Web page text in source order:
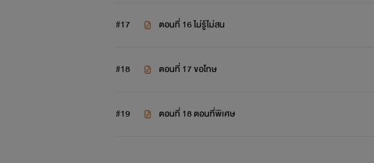
#17 ตอนที่ 16 ไม่รู้ไม่สน
#18 ตอนที่ 17 ขอโทษ
#19 ตอนที่ 18 ตอนที่พิเศษ